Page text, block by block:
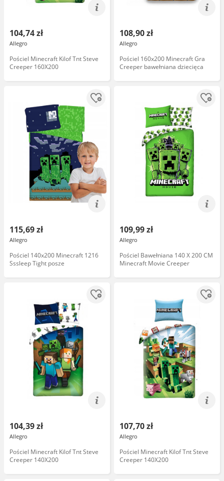
104,74 zł
Allegro
Pościel Minecraft Kilof Tnt Steve
Creeper 160X200
108,90 zł
Allegro
Pościel 160x200 Minecraft Gra
Creeper bawełniana dziecięca
115,69 zł
Allegro
Pościel 140x200 Minecraft 1216
Sssleep Tight posze
109,99 zł
Allegro
Pościel Bawełniana 140 X 200 CM
Minecraft Movie Creeper
104,39 zł
Allegro
Pościel Minecraft Kilof Tnt Steve
Creeper 140X200
107,70 zł
Allegro
Pościel Minecraft Kilof Tnt Steve
Creeper 140X200